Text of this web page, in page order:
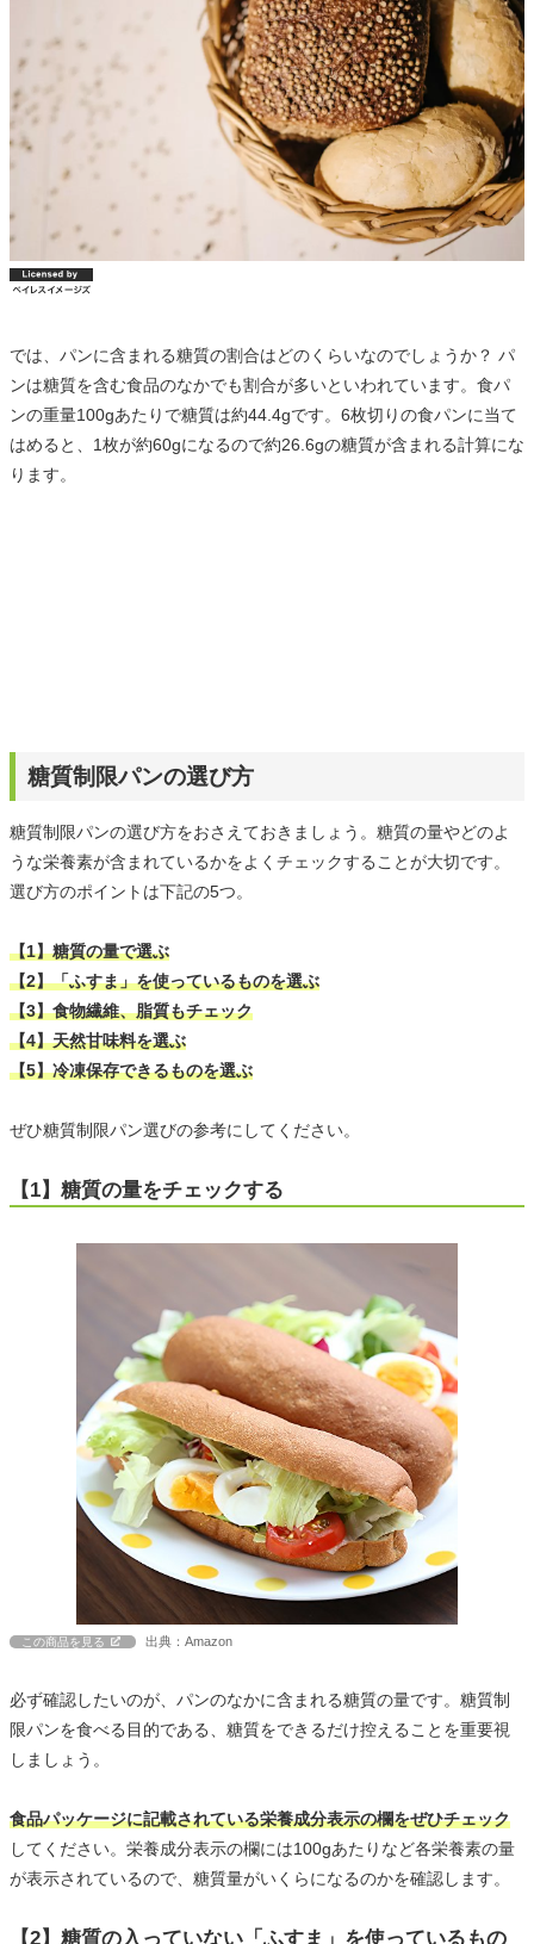
では、パンに含まれる糖質の割合はどのくらいなのでしょうか？ パ
ンは糖質を含む食品のなかでも割合が多いといわれています。食パ
ンの重量100gあたりで糖質は約44.4gです。6枚切りの食パンに当て
はめると、1枚が約60gになるので約26.6gの糖質が含まれる計算にな
ります。
糖質制限パンの選び方
糖質制限パンの選び方をおさえておきましょう。糖質の量やどのよ
うな栄養素が含まれているかをよくチェックすることが大切です。
選び方のポイントは下記の5つ。
【1】糖質の量で選ぶ
【2】「ふすま」を使っているものを選ぶ
【3】食物繊維、脂質もチェック
【4】天然甘味料を選ぶ
【5】冷凍保存できるものを選ぶ
ぜひ糖質制限パン選びの参考にしてください。
【1】糖質の量をチェックする
この商品を見る 出典：Amazon
必ず確認したいのが、パンのなかに含まれる糖質の量です。糖質制
限パンを食べる目的である、糖質をできるだけ控えることを重要視
しましょう。
食品パッケージに記載されている栄養成分表示の欄をぜひチェック
してください。栄養成分表示の欄には100gあたりなど各栄養素の量
が表示されているので、糖質量がいくらになるのかを確認します。
【2】糖質の入っていない「ふすま」を使っているもの